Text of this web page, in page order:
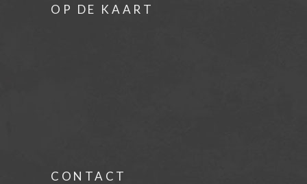
OP DE KAART
CONTACT